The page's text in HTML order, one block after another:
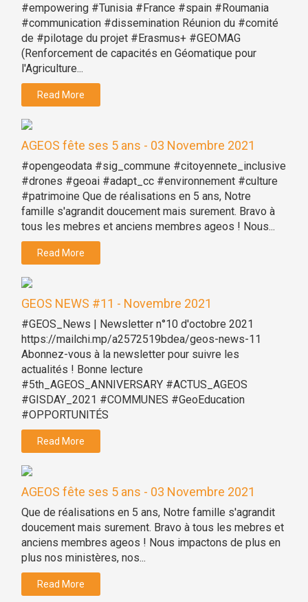
#empowering #Tunisia #France #spain #Roumania
#communication #dissemination Réunion du #comité
de #pilotage du projet #Erasmus+ #GEOMAG
(Renforcement de capacités en Géomatique pour
l'Agriculture...
Read More
AGEOS fête ses 5 ans - 03 Novembre 2021
#opengeodata #sig_commune #citoyennete_inclusive
#drones #geoai #adapt_cc #environnement #culture
#patrimoine Que de réalisations en 5 ans, Notre
famille s'agrandit doucement mais surement. Bravo à
tous les mebres et anciens membres ageos ! Nous...
Read More
GEOS NEWS #11 - Novembre 2021
#GEOS_News | Newsletter n°10 d'octobre 2021
https://mailchi.mp/a2572519bdea/geos-news-11
Abonnez-vous à la newsletter pour suivre les
actualités ! Bonne lecture
#5th_AGEOS_ANNIVERSARY #ACTUS_AGEOS
#GISDAY_2021 #COMMUNES #GeoEducation
#OPPORTUNITÉS
Read More
AGEOS fête ses 5 ans - 03 Novembre 2021
Que de réalisations en 5 ans, Notre famille s'agrandit
doucement mais surement. Bravo à tous les mebres et
anciens membres ageos ! Nous impactons de plus en
plus nos ministères, nos...
Read More